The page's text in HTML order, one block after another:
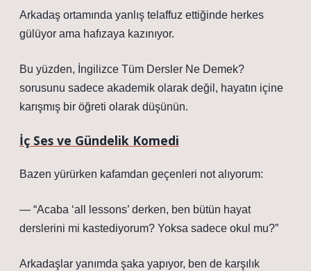
Arkadaş ortamında yanlış telaffuz ettiğinde herkes
gülüyor ama hafızaya kazınıyor.
Bu yüzden, İngilizce Tüm Dersler Ne Demek?
sorusunu sadece akademik olarak değil, hayatın içine
karışmış bir öğreti olarak düşünün.
İç Ses ve Gündelik Komedi
Bazen yürürken kafamdan geçenleri not alıyorum:
— “Acaba ‘all lessons’ derken, ben bütün hayat
derslerini mi kastediyorum? Yoksa sadece okul mu?”
Arkadaşlar yanımda şaka yapıyor, ben de karşılık